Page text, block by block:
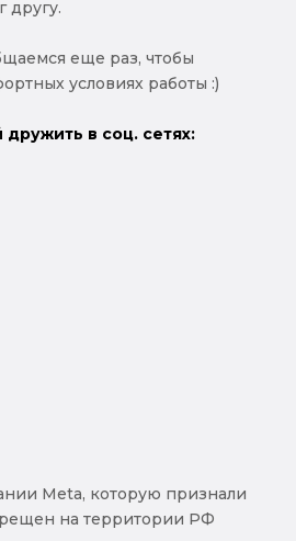
другу.
еще раз, чтобы
условиях работы :)
в соц. сетях:
Meta, которую признали
на территории РФ